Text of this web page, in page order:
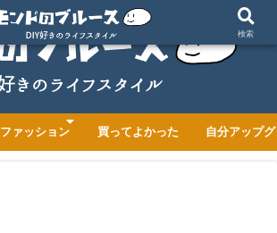
ファッション 買ってよかった 自分アップ
検索